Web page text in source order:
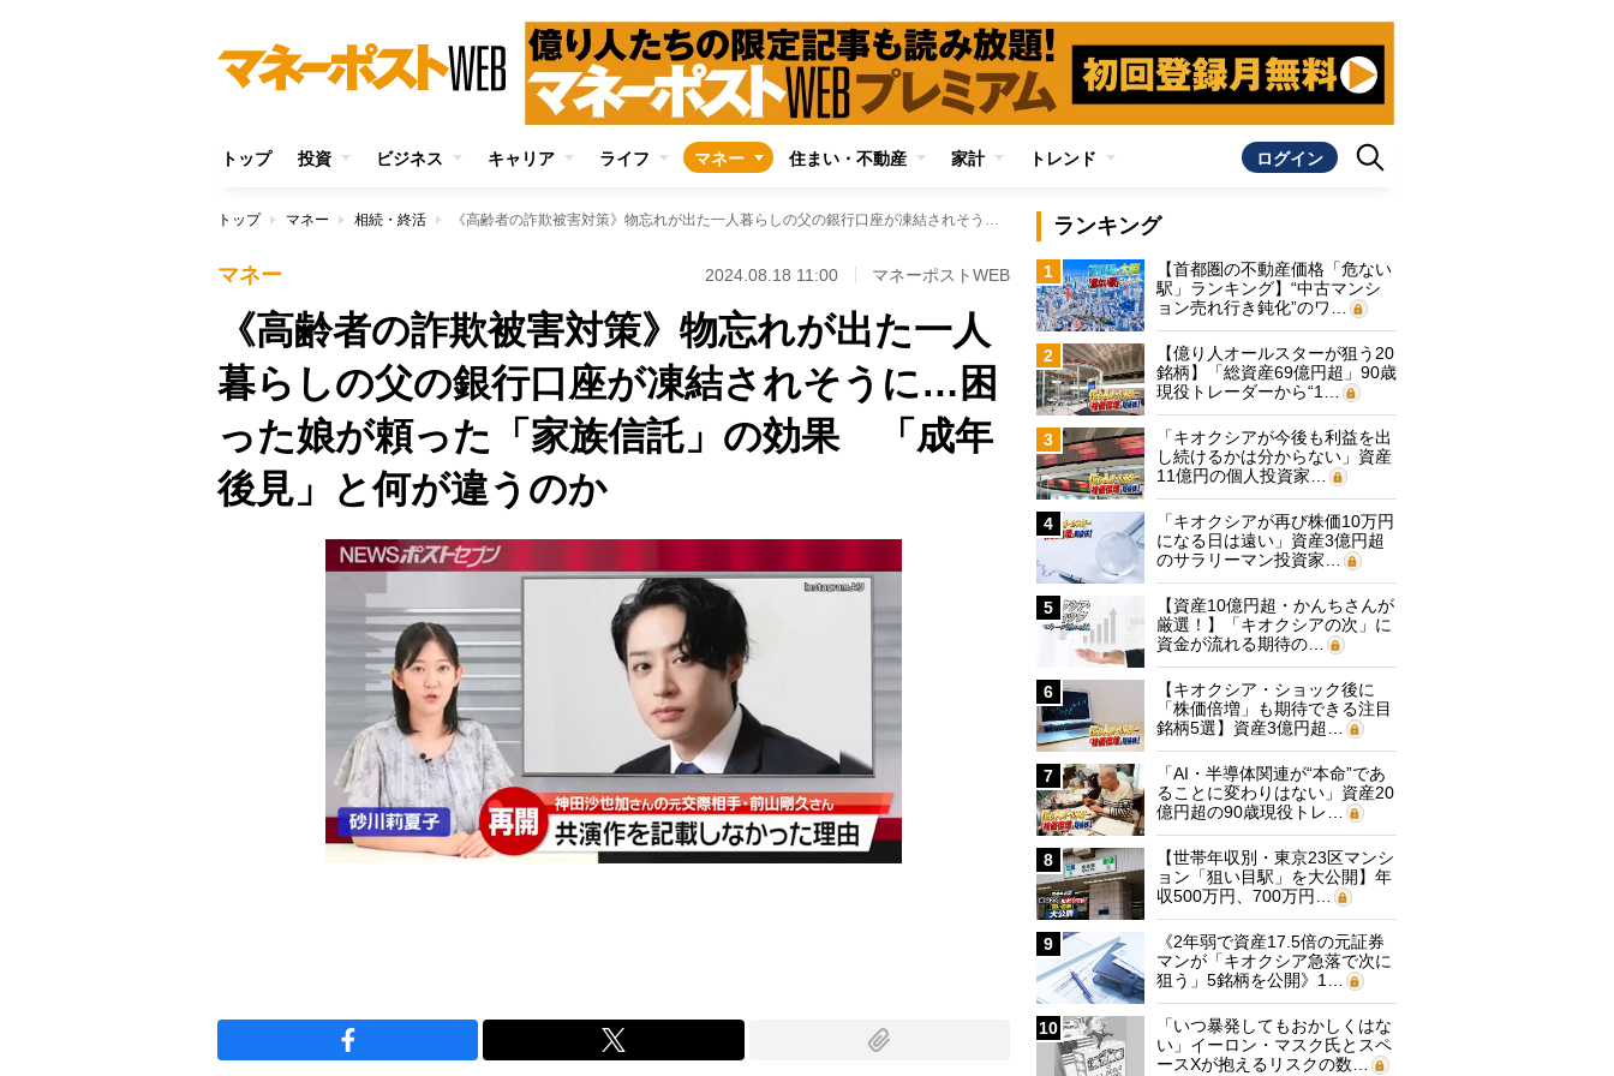
トップ 投資 ビジネス キャリア ライフ マネー 住まい・不動産 家計 トレンド ログイン
トップ マネー 相続・終活 《高齢者の詐欺被害対策》物忘れが出た一人暮らしの父の銀行口座が凍結されそうに…困った娘が頼った「家族信託」の効果 「成年後見」と何が違うのか
マネー 2024.08.18 11:00 マネーポストWEB
《高齢者の詐欺被害対策》物忘れが出た一人
暮らしの父の銀行口座が凍結されそうに…困
った娘が頼った「家族信託」の効果 「成年
後見」と何が違うのか
ランキング
1
【首都圏の不動産価格「危ない
駅」ランキング】“中古マンシ
ョン売れ行き鈍化”のワ…
2
【億り人オールスターが狙う20
銘柄】「総資産69億円超」90歳
現役トレーダーから“1…
3
「キオクシアが今後も利益を出
し続けるかは分からない」資産
11億円の個人投資家…
4
「キオクシアが再び株価10万円
になる日は遠い」資産3億円超
のサラリーマン投資家…
5
【資産10億円超・かんちさんが
厳選！】「キオクシアの次」に
資金が流れる期待の…
6
【キオクシア・ショック後に
「株価倍増」も期待できる注目
銘柄5選】資産3億円超…
7
「AI・半導体関連が“本命”であ
ることに変わりはない」資産20
億円超の90歳現役トレ…
8
【世帯年収別・東京23区マンシ
ョン「狙い目駅」を大公開】年
収500万円、700万円…
9
《2年弱で資産17.5倍の元証券
マンが「キオクシア急落で次に
狙う」5銘柄を公開》1…
10
「いつ暴発してもおかしくはな
い」イーロン・マスク氏とスペ
ースXが抱えるリスクの数…